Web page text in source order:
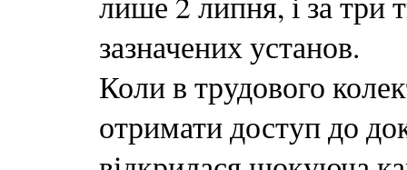
зазначених установ.
Коли в трудового
отримати доступ до